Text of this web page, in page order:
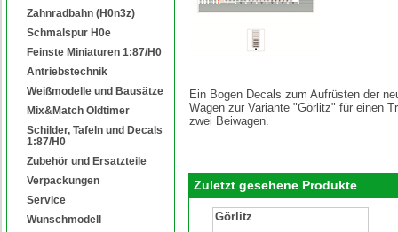
Zahnradbahn (H0n3z)
Schmalspur H0e
Feinste Miniaturen 1:87/H0
Antriebstechnik
Weißmodelle und Bausätze
Mix&Match Oldtimer
Schilder, Tafeln und Decals
1:87/H0
Zubehör und Ersatzteile
Verpackungen
Service
Wunschmodell
Ein Bogen Decals zum Aufrüsten der
Wagen zur Variante "Görlitz" für einen
zwei Beiwagen.
Zuletzt gesehene Produkte
Görlitz